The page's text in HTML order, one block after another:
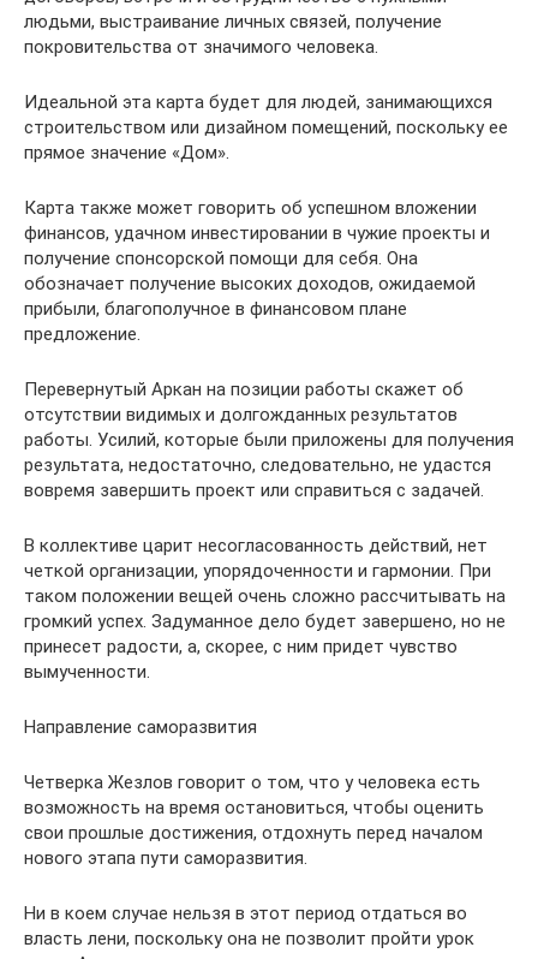
людьми, выстраивание личных связей, получение
покровительства от значимого человека.
Идеальной эта карта будет для людей, занимающихся
строительством или дизайном помещений, поскольку ее
прямое значение «Дом».
Карта также может говорить об успешном вложении
финансов, удачном инвестировании в чужие проекты и
получение спонсорской помощи для себя. Она
обозначает получение высоких доходов, ожидаемой
прибыли, благополучное в финансовом плане
предложение.
Перевернутый Аркан на позиции работы скажет об
отсутствии видимых и долгожданных результатов
работы. Усилий, которые были приложены для получения
результата, недостаточно, следовательно, не удастся
вовремя завершить проект или справиться с задачей.
В коллективе царит несогласованность действий, нет
четкой организации, упорядоченности и гармонии. При
таком положении вещей очень сложно рассчитывать на
громкий успех. Задуманное дело будет завершено, но не
принесет радости, а, скорее, с ним придет чувство
вымученности.
Направление саморазвития
Четверка Жезлов говорит о том, что у человека есть
возможность на время остановиться, чтобы оценить
свои прошлые достижения, отдохнуть перед началом
нового этапа пути саморазвития.
Ни в коем случае нельзя в этот период отдаться во
власть лени, поскольку она не позволит пройти урок